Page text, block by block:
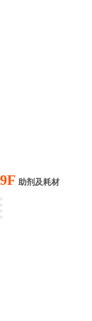
9F 助剂及耗材